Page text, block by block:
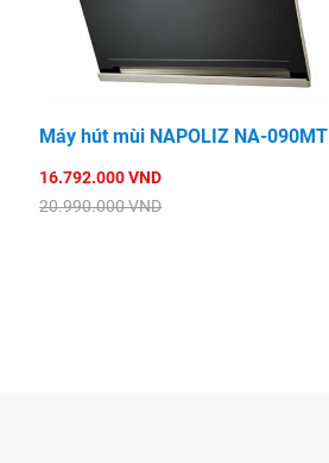
Máy hút mùi NAPOLIZ NA-090MT
16.792.000 VND
20.990.000 VND